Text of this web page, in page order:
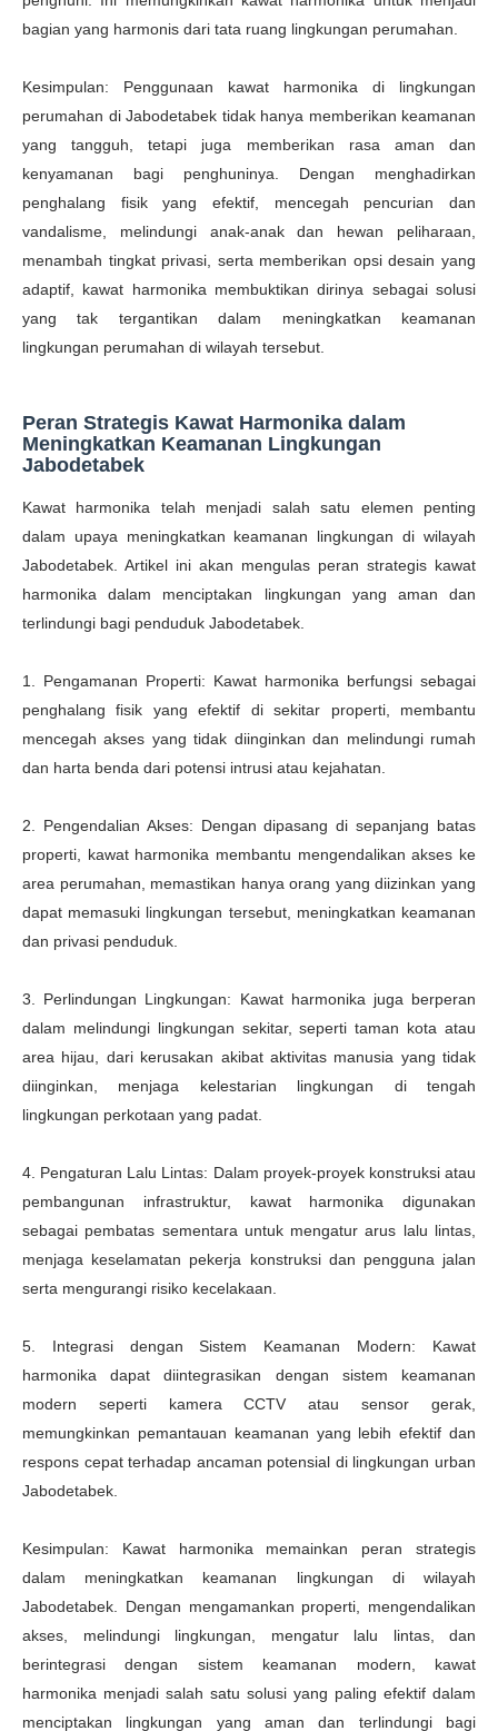
bagian yang harmonis dari tata ruang lingkungan perumahan.
Kesimpulan: Penggunaan kawat harmonika di lingkungan
perumahan di Jabodetabek tidak hanya memberikan keamanan
yang tangguh, tetapi juga memberikan rasa aman dan
kenyamanan bagi penghuninya. Dengan menghadirkan
penghalang fisik yang efektif, mencegah pencurian dan
vandalisme, melindungi anak-anak dan hewan peliharaan,
menambah tingkat privasi, serta memberikan opsi desain yang
adaptif, kawat harmonika membuktikan dirinya sebagai solusi
yang tak tergantikan dalam meningkatkan keamanan
lingkungan perumahan di wilayah tersebut.
Peran Strategis Kawat Harmonika dalam
Meningkatkan Keamanan Lingkungan
Jabodetabek
Kawat harmonika telah menjadi salah satu elemen penting
dalam upaya meningkatkan keamanan lingkungan di wilayah
Jabodetabek. Artikel ini akan mengulas peran strategis kawat
harmonika dalam menciptakan lingkungan yang aman dan
terlindungi bagi penduduk Jabodetabek.
1. Pengamanan Properti: Kawat harmonika berfungsi sebagai
penghalang fisik yang efektif di sekitar properti, membantu
mencegah akses yang tidak diinginkan dan melindungi rumah
dan harta benda dari potensi intrusi atau kejahatan.
2. Pengendalian Akses: Dengan dipasang di sepanjang batas
properti, kawat harmonika membantu mengendalikan akses ke
area perumahan, memastikan hanya orang yang diizinkan yang
dapat memasuki lingkungan tersebut, meningkatkan keamanan
dan privasi penduduk.
3. Perlindungan Lingkungan: Kawat harmonika juga berperan
dalam melindungi lingkungan sekitar, seperti taman kota atau
area hijau, dari kerusakan akibat aktivitas manusia yang tidak
diinginkan, menjaga kelestarian lingkungan di tengah
lingkungan perkotaan yang padat.
4. Pengaturan Lalu Lintas: Dalam proyek-proyek konstruksi atau
pembangunan infrastruktur, kawat harmonika digunakan
sebagai pembatas sementara untuk mengatur arus lalu lintas,
menjaga keselamatan pekerja konstruksi dan pengguna jalan
serta mengurangi risiko kecelakaan.
5. Integrasi dengan Sistem Keamanan Modern: Kawat
harmonika dapat diintegrasikan dengan sistem keamanan
modern seperti kamera CCTV atau sensor gerak,
memungkinkan pemantauan keamanan yang lebih efektif dan
respons cepat terhadap ancaman potensial di lingkungan urban
Jabodetabek.
Kesimpulan: Kawat harmonika memainkan peran strategis
dalam meningkatkan keamanan lingkungan di wilayah
Jabodetabek. Dengan mengamankan properti, mengendalikan
akses, melindungi lingkungan, mengatur lalu lintas, dan
berintegrasi dengan sistem keamanan modern, kawat
harmonika menjadi salah satu solusi yang paling efektif dalam
menciptakan lingkungan yang aman dan terlindungi bagi